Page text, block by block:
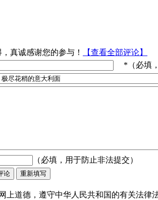
真诚感谢您的参与！
【查看全部评论】
*（必填
（必填，用于防止非法提交）
上道德，遵守中华人民共和国的有关法律